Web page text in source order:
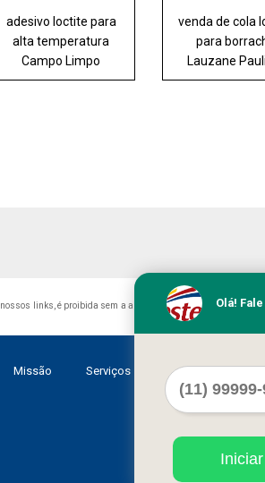
adesivo loctite para
alta temperatura
Campo Limpo
venda de cola
para
Lauzane
links, é proibida sem a autorização do autor. Crime de
Missão Serviços Contato
Olá!